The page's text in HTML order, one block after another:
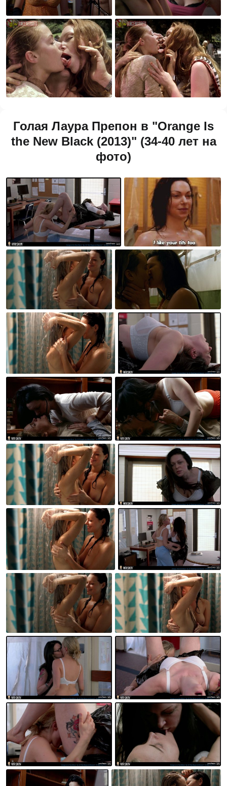
Голая Лаура Препон в "Orange Is
the New Black (2013)" (34-40 лет на
фото)